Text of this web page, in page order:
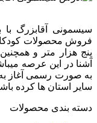
فروش محصولات
پنج هزار متر و
به صورت رسمی آغاز
سایر استان ها کرده
دسته بندی محصولات